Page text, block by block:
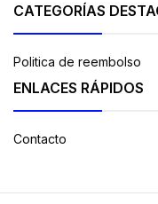
CATEGORÍAS
Politica de reembolso
ENLACES RÁPIDOS
Contacto